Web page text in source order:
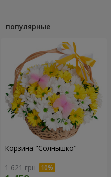
популярные
Корзина "Солнышко"
1 621 грн